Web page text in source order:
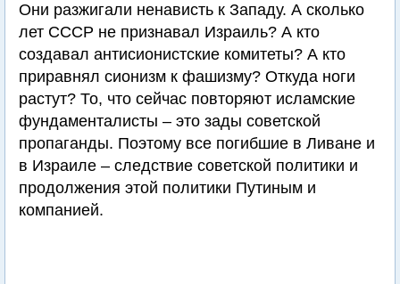
Они разжигали ненависть к Западу. А сколько
лет СССР не признавал Израиль? А кто
создавал антисионистские комитеты? А кто
приравнял сионизм к фашизму? Откуда ноги
растут? То, что сейчас повторяют исламские
фундаменталисты – это зады советской
пропаганды. Поэтому все погибшие в Ливане и
в Израиле – следствие советской политики и
продолжения этой политики Путиным и
компанией.